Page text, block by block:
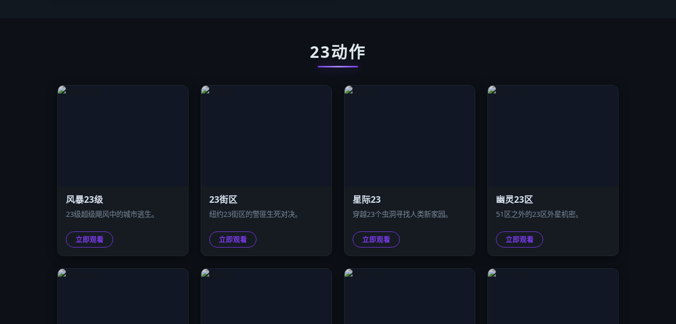
23动作
风暴23级
23级超级飓风中的城市逃生。
立即观看
23街区
纽约23街区的警匪生死对决。
立即观看
星际23
穿越23个虫洞寻找人类新家园。
立即观看
幽灵23区
51区之外的23区外星机密。
立即观看